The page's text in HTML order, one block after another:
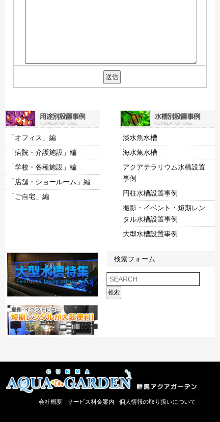
「オフィス」編
「病院・介護施設」編
「学校・各種施設」編
「店舗・ショールーム」編
「ご自宅」編
淡水魚水槽
海水魚水槽
アクアテラリウム水槽設置
事例
円柱水槽設置事例
撮影・イベント・短期レン
タル水槽設置事例
大型水槽設置事例
検索フォーム
検索
会社概要 サービス料金案内 個人情報の取り扱いについて